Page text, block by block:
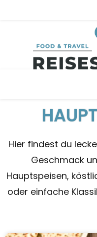
Hier findest du
Geschmack
Hauptspeisen,
oder einfache